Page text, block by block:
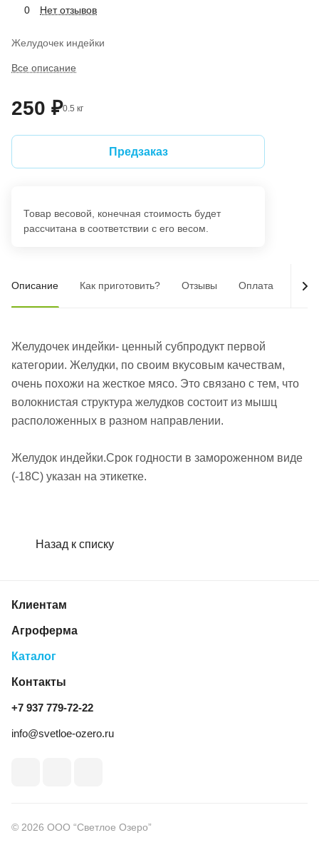
0 Нет отзывов
Желудочек индейки
Все описание
250 ₽0.5 кг
Предзаказ
Товар весовой, конечная стоимость будет
рассчитана в соответствии с его весом.
Описание Как приготовить? Отзывы Оплата
Желудочек индейки- ценный субпродукт первой
категории. Желудки, по своим вкусовым качествам,
очень похожи на жесткое мясо. Это связано с тем, что
волокнистая структура желудков состоит из мышц
расположенных в разном направлении.
Желудок индейки.Срок годности в замороженном виде
(-18С) указан на этикетке.
Назад к списку
Клиентам
Агроферма
Каталог
Контакты
+7 937 779‑72‑22
info@svetloe-ozero.ru
© 2026 ООО “Светлое Озеро”